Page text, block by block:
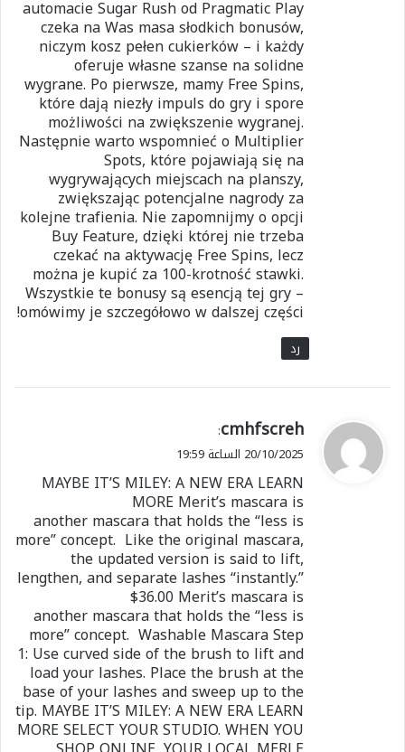
automacie Sugar Rush od Pragmatic Play
czeka na Was masa słodkich bonusów,
niczym kosz pełen cukierków – i każdy
oferuje własne szanse na solidne
wygrane. Po pierwsze, mamy Free Spins,
które dają niezły impuls do gry i spore
możliwości na zwiększenie wygranej.
Następnie warto wspomnieć o Multiplier
Spots, które pojawiają się na
wygrywających miejscach na planszy,
zwiększając potencjalne nagrody za
kolejne trafienia. Nie zapomnijmy o opcji
Buy Feature, dzięki której nie trzeba
czekać na aktywację Free Spins, lecz
można je kupić za 100-krotność stawki.
Wszystkie te bonusy są esencją tej gry –
omówimy je szczegółowo w dalszej części!
رد
ي
ق
ل
cmhfscreh
:
20/10/2025 الساعة 19:59
MAYBE IT’S MILEY: A NEW ERA LEARN
MORE Merit’s mascara is
another mascara that holds the “less is
more” concept. Like the original mascara,
the updated version is said to lift,
lengthen, and separate lashes “instantly.”
$36.00 Merit’s mascara is
another mascara that holds the “less is
more” concept. Washable Mascara Step
1: Use curved side of the brush to lift and
load your lashes. Place the brush at the
base of your lashes and sweep up to the
tip. MAYBE IT’S MILEY: A NEW ERA LEARN
MORE SELECT YOUR STUDIO. WHEN YOU